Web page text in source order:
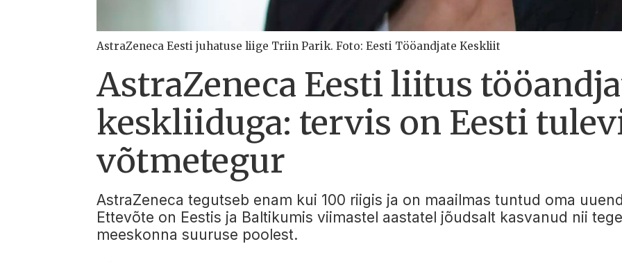
AstraZeneca Eesti juhatuse liige Triin Parik. Foto: Eesti Tööandjate Keskliit
AstraZeneca Eesti liitus
keskliiduga: tervis on Eesti
võtmetegur
AstraZeneca tegutseb enam kui 100 riigis ja on maailmas tuntud oma
Ettevõte on Eestis ja Baltikumis viimastel aastatel jõudsalt kasvanud nii
meeskonna suuruse poolest.